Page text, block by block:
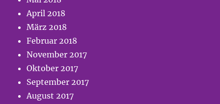
April 2018
März 2018
Februar 2018
November 2017
Oktober 2017
September 2017
August 2017